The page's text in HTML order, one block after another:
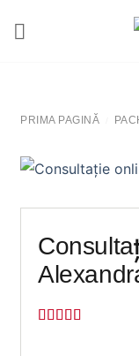
PRIMA PAGINĂ